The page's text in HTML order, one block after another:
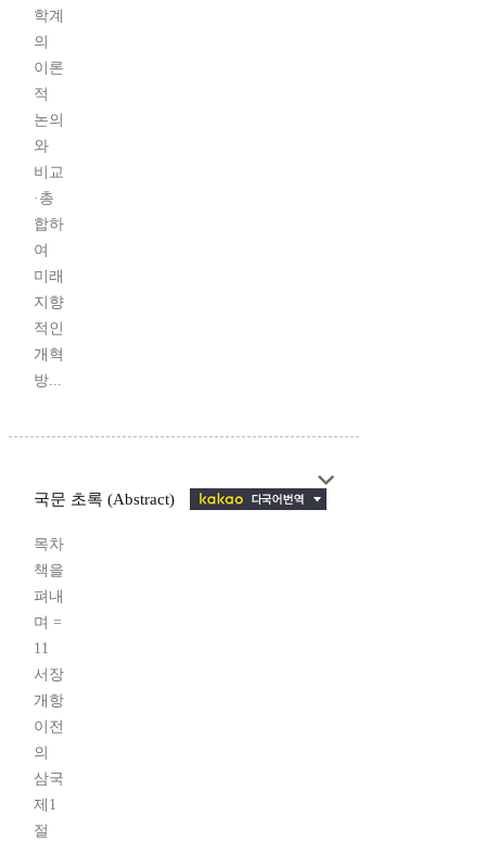
학계
의
이론
적
논의
와
비교
·총
합하
여
미래
지향
적인
개혁
방...
국문 초록 (Abstract)
목차
책을
펴내
며 =
11
서장
개항
이전
의
삼국
제1
절